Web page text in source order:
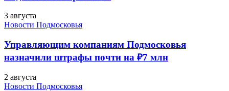
3 августа
Новости Подмосковья
Управляющим компаниям Подмосковья
назначили штрафы почти на ₽7 млн
2 августа
Новости Подмосковья